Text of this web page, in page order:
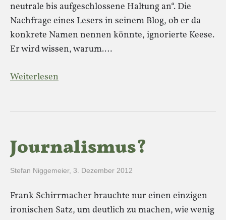
neutrale bis aufgeschlossene Haltung an“. Die
Nachfrage eines Lesers in seinem Blog, ob er da
konkrete Namen nennen könnte, ignorierte Keese.
Er wird wissen, warum.…
Weiterlesen
Journalismus?
Stefan Niggemeier, 3. Dezember 2012
Frank Schirrmacher brauchte nur einen einzigen
ironischen Satz, um deutlich zu machen, wie wenig